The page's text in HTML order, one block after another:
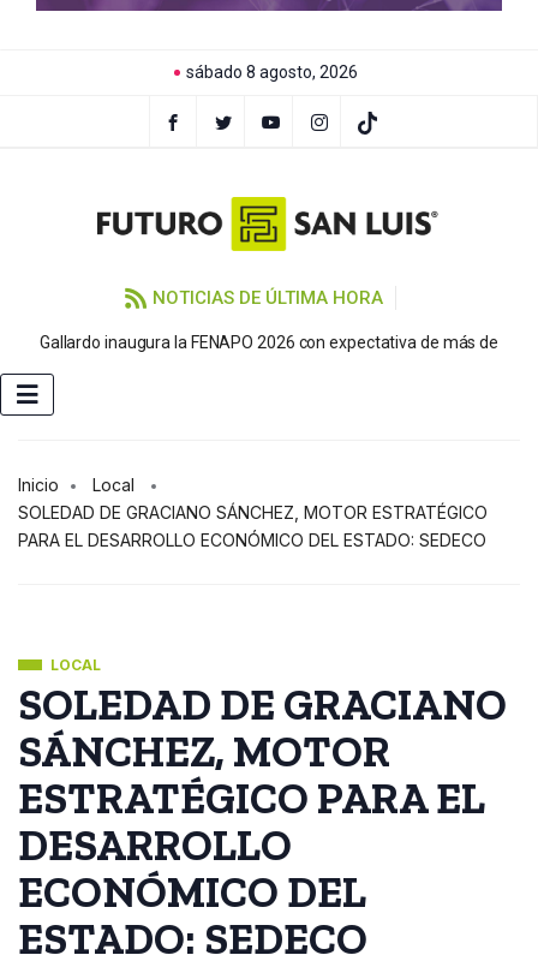
sábado 8 agosto, 2026
NOTICIAS DE ÚLTIMA HORA
Gallardo inaugura la FENAPO 2026 con expectativa de más de
Inicio
Local
SOLEDAD DE GRACIANO SÁNCHEZ, MOTOR ESTRATÉGICO
PARA EL DESARROLLO ECONÓMICO DEL ESTADO: SEDECO
LOCAL
SOLEDAD DE GRACIANO
SÁNCHEZ, MOTOR
ESTRATÉGICO PARA EL
DESARROLLO
ECONÓMICO DEL
ESTADO: SEDECO